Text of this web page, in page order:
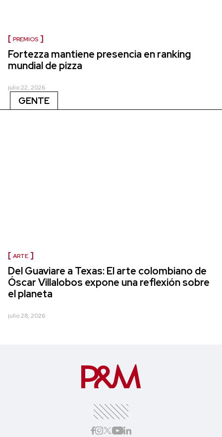
PREMIOS
Fortezza mantiene presencia en ranking
mundial de pizza
julio 22, 2026
GENTE
ARTE
Del Guaviare a Texas: El arte colombiano de
Óscar Villalobos expone una reflexión sobre
el planeta
julio 28, 2026